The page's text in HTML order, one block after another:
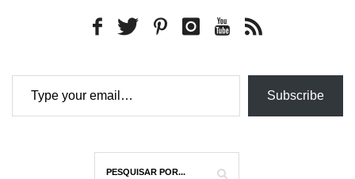
Type your email…
Subscribe